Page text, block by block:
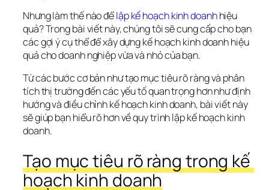
Nhưng làm thế nào để lập kế hoạch kinh doanh hiệu
quả? Trong bài viết này, chúng tôi sẽ cung cấp cho bạn
các gợi ý cụ thể để xây dựng kế hoạch kinh doanh hiệu
quả cho doanh nghiệp vừa và nhỏ của bạn.
Từ các bước cơ bản như tạo mục tiêu rõ ràng và phân
tích thị trường đến các yếu tố quan trọng hơn như định
hướng và điều chỉnh kế hoạch kinh doanh, bài viết này
sẽ giúp bạn hiểu rõ hơn về quy trình lập kế hoạch kinh
doanh.
Tạo mục tiêu rõ ràng trong kế
hoạch kinh doanh